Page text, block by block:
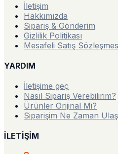
İletişim
Hakkımızda
Sipariş & Gönderim
Gizlilik Politikası
Mesafeli Satış
YARDIM
İletişime geç
Nasıl Sipariş Verebilirim?
Ürünler Orijinal Mi?
Siparişim Ne Zaman
İLETİŞİM